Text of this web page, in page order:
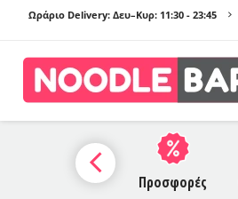
Ωράριο Delivery: Δευ–Κυρ: 11:30 - 23:45
SAUCES Προσφορές